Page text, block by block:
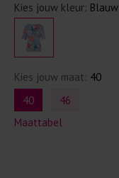
Kies jouw kleur: Blauw
Kies jouw maat: 40
40
46
Maattabel